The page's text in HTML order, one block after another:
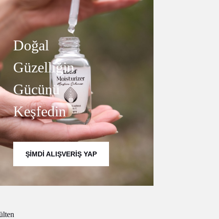
Doğal
Güzelliğin
Gücünü
Keşfedin
ŞIMDI ALIŞVERIŞ YAP